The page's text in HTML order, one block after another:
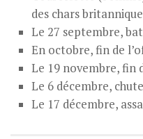
des chars
Le 27 septembre,
En octobre, fin de
Le 19 novembre, fin
Le 6 décembre,
Le 17 décembre,